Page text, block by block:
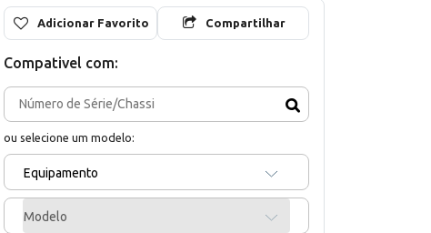
Adicionar Favorito Compartilhar
Compativel com:
ou selecione um modelo:
Equipamento
Modelo